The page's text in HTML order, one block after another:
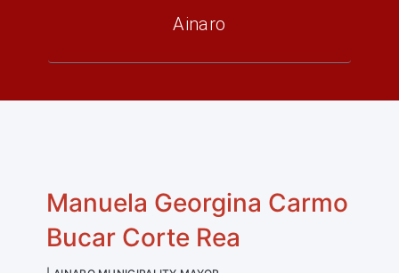
Ainaro
Manuela Georgina Carmo
Bucar Corte Rea